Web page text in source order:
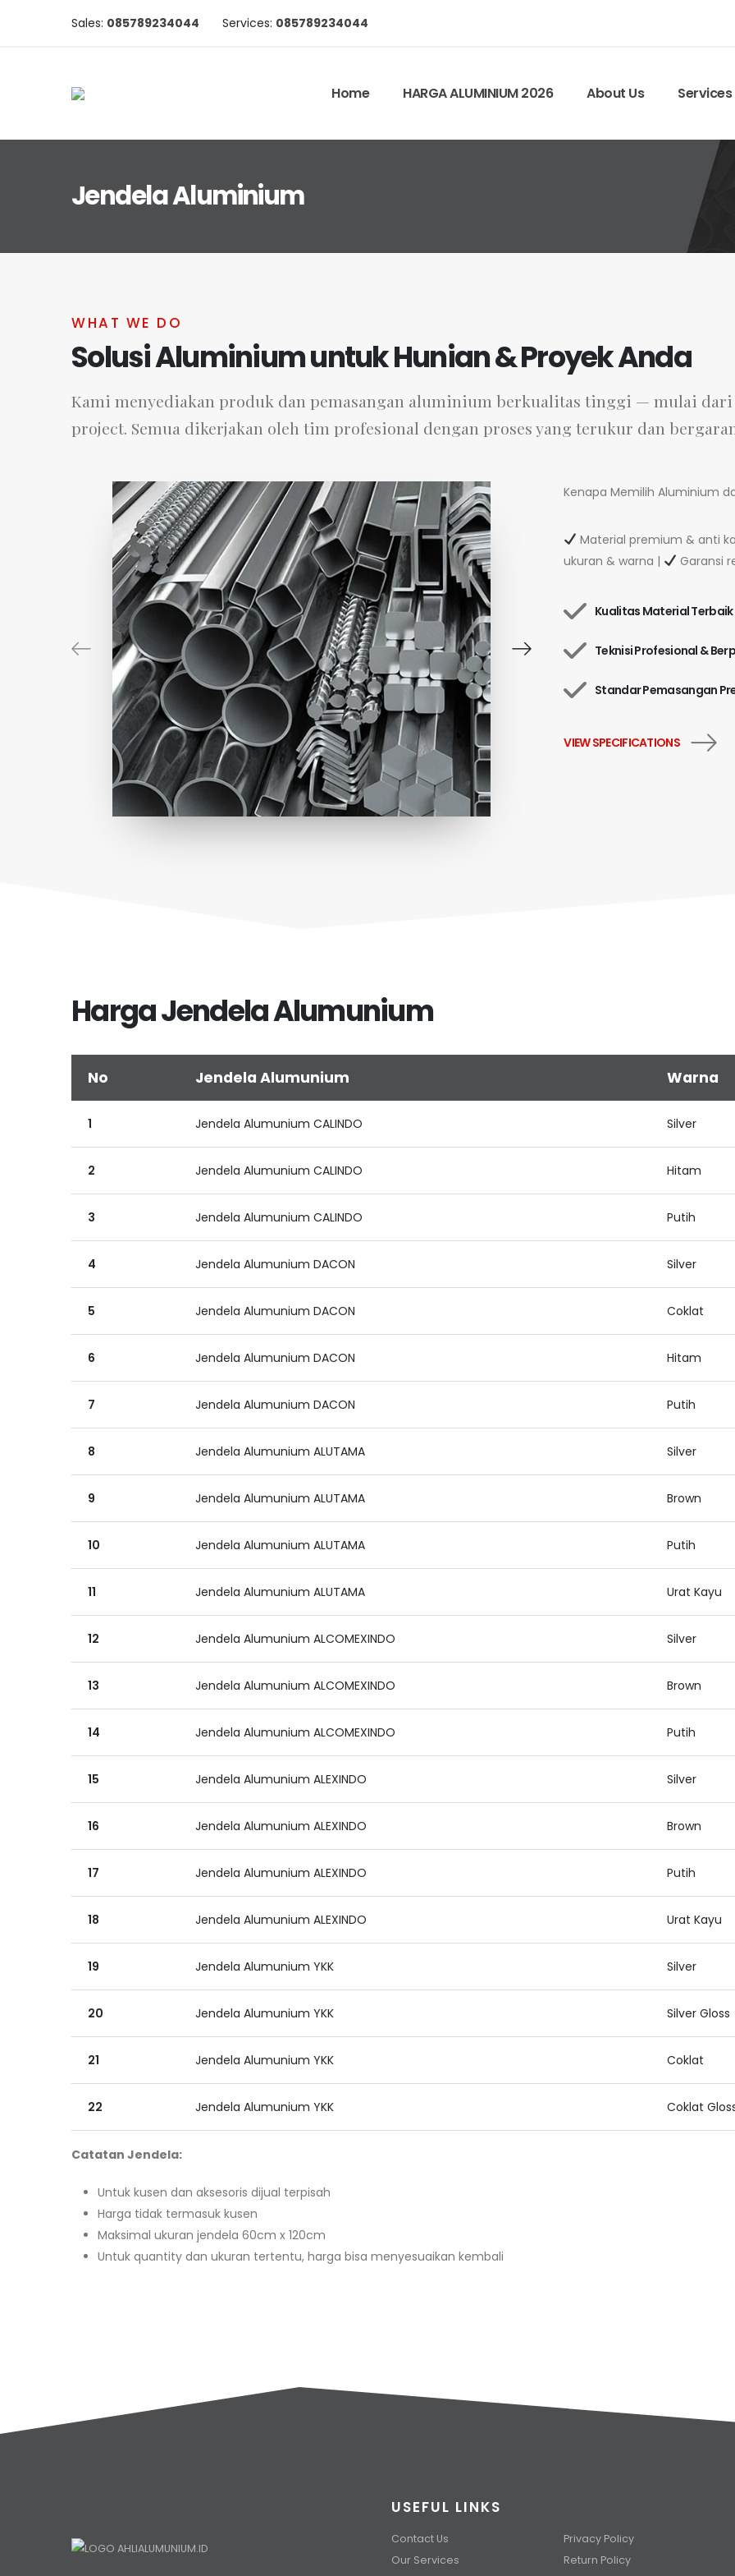
Sales: 085789234044 Services: 085789234044
Home HARGA ALUMINIUM 2026 About Us Services
Jendela Aluminium
WHAT WE DO
Solusi Aluminium untuk Hunian & Proyek Anda
Kami menyediakan produk dan pemasangan aluminium berkualitas tinggi — mulai
project. Semua dikerjakan oleh tim profesional dengan proses yang terukur dan
Kenapa Memilih Aluminium
Material premium & anti
ukuran & warna |
Garansi
Kualitas Material Terbaik
Teknisi Profesional &
Standar Pemasangan
VIEW SPECIFICATIONS
Harga Jendela Alumunium
No Jendela Alumunium Warna
1 Jendela Alumunium CALINDO Silver
2 Jendela Alumunium CALINDO Hitam
3 Jendela Alumunium CALINDO Putih
4 Jendela Alumunium DACON Silver
5 Jendela Alumunium DACON Coklat
6 Jendela Alumunium DACON Hitam
7 Jendela Alumunium DACON Putih
8 Jendela Alumunium ALUTAMA Silver
9 Jendela Alumunium ALUTAMA Brown
10 Jendela Alumunium ALUTAMA Putih
11 Jendela Alumunium ALUTAMA Urat Kayu
12 Jendela Alumunium ALCOMEXINDO Silver
13 Jendela Alumunium ALCOMEXINDO Brown
14 Jendela Alumunium ALCOMEXINDO Putih
15 Jendela Alumunium ALEXINDO Silver
16 Jendela Alumunium ALEXINDO Brown
17 Jendela Alumunium ALEXINDO Putih
18 Jendela Alumunium ALEXINDO Urat Kayu
19 Jendela Alumunium YKK Silver
20 Jendela Alumunium YKK Silver Gloss
21 Jendela Alumunium YKK Coklat
22 Jendela Alumunium YKK Coklat
Catatan Jendela:
Untuk kusen dan aksesoris dijual terpisah
Harga tidak termasuk kusen
Maksimal ukuran jendela 60cm x 120cm
Untuk quantity dan ukuran tertentu, harga bisa menyesuaikan kembali
USEFUL LINKS
Contact Us
Our Services
Privacy Policy
Return Policy